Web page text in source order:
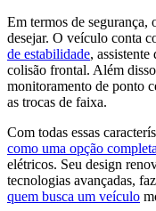
Em termos de segurança,
desejar. O veículo conta
de estabilidade, assistente
colisão frontal. Além
monitoramento de ponto
as trocas de faixa.
Com todas essas
como uma opção completa
elétricos. Seu design
tecnologias avançadas,
quem busca um veículo